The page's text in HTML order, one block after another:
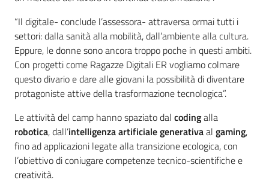
“Il digitale- conclude l’assessora- attraversa ormai tutti i
settori: dalla sanità alla mobilità, dall’ambiente alla cultura.
Eppure, le donne sono ancora troppo poche in questi ambiti.
Con progetti come Ragazze Digitali ER vogliamo colmare
questo divario e dare alle giovani la possibilità di diventare
protagoniste attive della trasformazione tecnologica”.
Le attività del camp hanno spaziato dal codingalla
robotica, dall’intelligenza artificiale generativaal gaming,
fino ad applicazioni legate alla transizione ecologica, con
l’obiettivo di coniugare competenze tecnico-scientifiche e
creatività.